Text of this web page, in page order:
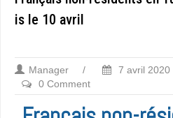
is le 10 avril
Manager / 7 avril 2020
0 Comment